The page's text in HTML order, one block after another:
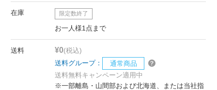
在庫 限定数終了
お一人様1点まで
送料 ¥0(税込)
送料グループ：
通常商品
送料無料キャンペーン適用中
※一部離島・山間部および北海道、または当社指